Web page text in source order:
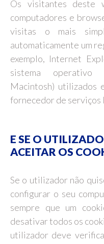
Os visitantes deste
computadores e
visitas o mais
automaticamente um
exemplo, Internet
sistema operativo
Macintosh) utilizados
fornecedor de serviços
E SE O
ACEITAR OS
Se o utilizador não
configurar o seu
sempre que um
desativar todos os
utilizador deve